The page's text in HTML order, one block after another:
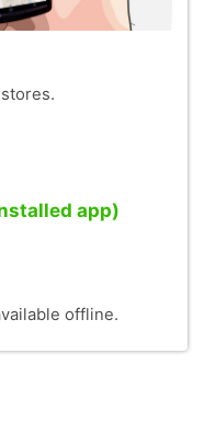
app)
offline.